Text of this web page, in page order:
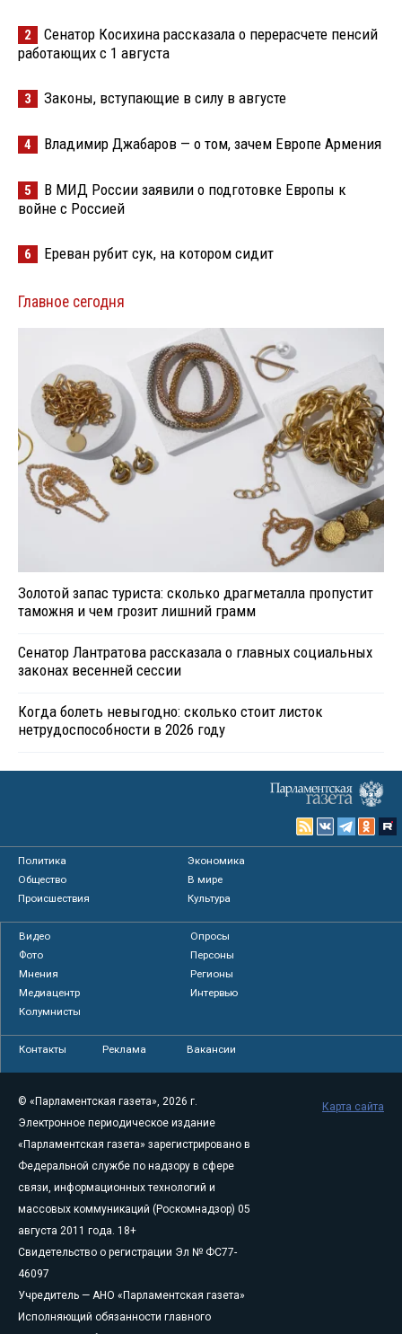
2
Сенатор Косихина рассказала о перерасчете пенсий
работающих с 1 августа
3 Законы, вступающие в силу в августе
4 Владимир Джабаров — о том, зачем Европе Армения
5
В МИД России заявили о подготовке Европы к
войне с Россией
6 Ереван рубит сук, на котором сидит
Главное сегодня
Золотой запас туриста: сколько драгметалла пропустит
таможня и чем грозит лишний грамм
Сенатор Лантратова рассказала о главных социальных
законах весенней сессии
Когда болеть невыгодно: сколько стоит листок
нетрудоспособности в 2026 году
Политика
Экономика
Общество
В мире
Происшествия
Культура
Видео
Опросы
Фото
Персоны
Мнения
Регионы
Медиацентр
Интервью
Колумнисты
Контакты Реклама Вакансии
© «Парламентская газета», 2026 г.
Электронное периодическое издание
«Парламентская газета» зарегистрировано в
Федеральной службе по надзору в сфере
связи, информационных технологий и
массовых коммуникаций (Роскомнадзор) 05
августа 2011 года. 18+
Свидетельство о регистрации Эл № ФС77-
46097
Учредитель — АНО «Парламентская газета»
Исполняющий обязанности главного
Карта сайта